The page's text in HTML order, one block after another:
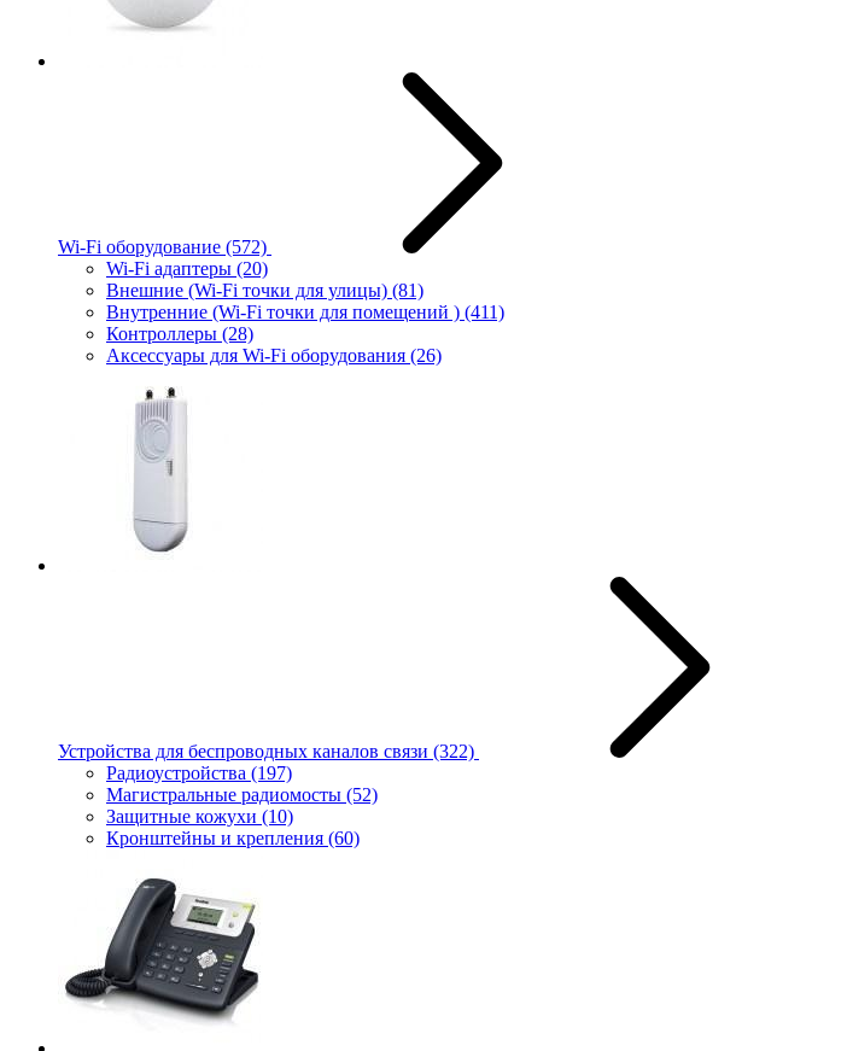
Wi-Fi оборудование (572)
Wi-Fi адаптеры (20)
Внешние (Wi-Fi точки для улицы) (81)
Внутренние (Wi-Fi точки для помещений ) (411)
Контроллеры (28)
Аксессуары для Wi-Fi оборудования (26)
Устройства для беспроводных каналов связи (322)
Радиоустройства (197)
Магистральные радиомосты (52)
Защитные кожухи (10)
Кронштейны и крепления (60)